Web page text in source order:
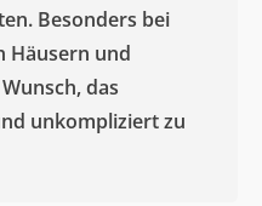
Besonders bei
Häusern und
das
unkompliziert zu